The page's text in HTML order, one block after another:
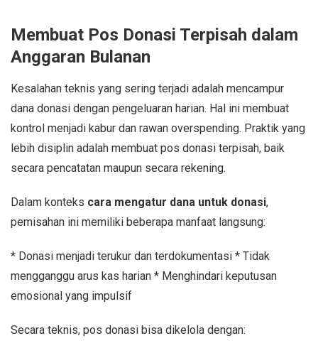
Membuat Pos Donasi Terpisah dalam
Anggaran Bulanan
Kesalahan teknis yang sering terjadi adalah mencampur
dana donasi dengan pengeluaran harian. Hal ini membuat
kontrol menjadi kabur dan rawan overspending. Praktik yang
lebih disiplin adalah membuat pos donasi terpisah, baik
secara pencatatan maupun secara rekening.
Dalam konteks cara mengatur dana untuk donasi,
pemisahan ini memiliki beberapa manfaat langsung:
* Donasi menjadi terukur dan terdokumentasi * Tidak
mengganggu arus kas harian * Menghindari keputusan
emosional yang impulsif
Secara teknis, pos donasi bisa dikelola dengan: